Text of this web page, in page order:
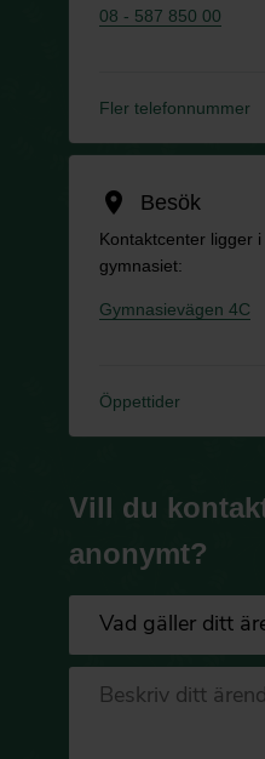
08 - 587 850 00
Fler telefonnummer
location_on Besök
Kontaktcenter ligger
gymnasiet:
Gymnasievägen 4C
Öppettider
Vill du
anonymt?